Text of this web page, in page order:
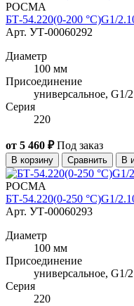
РОСМА
БТ-54.220(0-200 °C)G1/
Арт. УТ-00060292
Диаметр
100 мм
Присоединение
универсальное, G1/2
Серия
220
от 5 460 ₽ Под заказ
В корзину Сравнить В
РОСМА
БТ-54.220(0-250 °C)G1/
Арт. УТ-00060293
Диаметр
100 мм
Присоединение
универсальное, G1/2
Серия
220